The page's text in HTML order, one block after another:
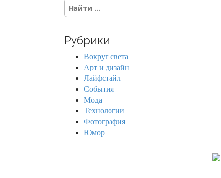
S
e
c
Рубрики
Вокруг света
Арт и дизайн
Лайфстайл
События
Мода
Технологии
Фотография
Юмор